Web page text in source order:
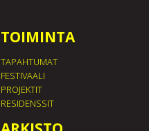
TOIMINTA
TAPAHTUMAT
FESTIVAALI
PROJEKTIT
RESIDENSSIT